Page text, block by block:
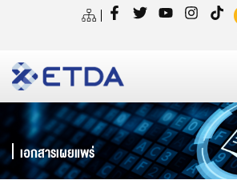
เอกสารเผยแพร่